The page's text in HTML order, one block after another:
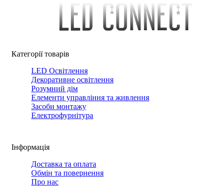
Категорії товарів
LED Освітлення
Декоративне освітлення
Розумний дім
Елементи управління та живлення
Засоби монтажу
Електрофурнітура
Інформація
Доставка та оплата
Обмін та повернення
Про нас